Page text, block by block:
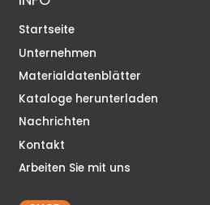
Startseite
Unternehmen
Materialdatenblätter
Kataloge herunterladen
Nachrichten
Kontakt
Arbeiten Sie mit uns